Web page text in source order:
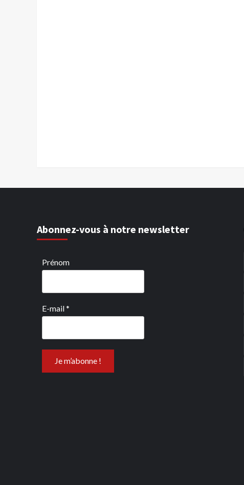
Abonnez-vous à notre newsletter
Prénom
E-mail*